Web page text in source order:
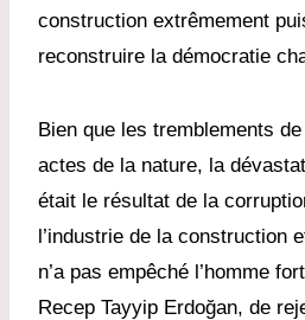
construction extrêmement
reconstruire la démocratie
Bien que les tremblements
actes de la nature, la
était le résultat de la
l’industrie de la construction
n’a pas empêché l’homme
Recep Tayyip Erdoğan, de